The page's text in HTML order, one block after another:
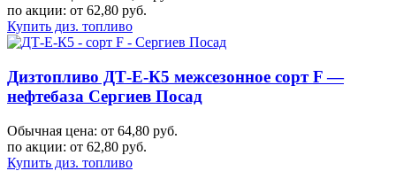
по акции: от 62,80 руб.
Купить диз. топливо
Дизтопливо ДТ-Е-К5 межсезонное сорт F —
нефтебаза Сергиев Посад
Обычная цена: от 64,80 руб.
по акции: от 62,80 руб.
Купить диз. топливо